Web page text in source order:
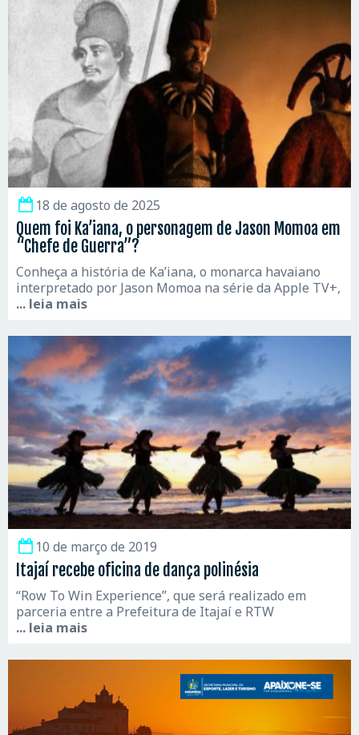
18 de agosto de 2025
Quem foi Ka’iana, o personagem de Jason Momoa em
“Chefe de Guerra”?
Conheça a história de Ka’iana, o monarca havaiano
interpretado por Jason Momoa na série da Apple TV+,
... leia mais
10 de março de 2019
Itajaí recebe oficina de dança polinésia
“Row To Win Experience”, que será realizado em
parceria entre a Prefeitura de Itajaí e RTW
... leia mais